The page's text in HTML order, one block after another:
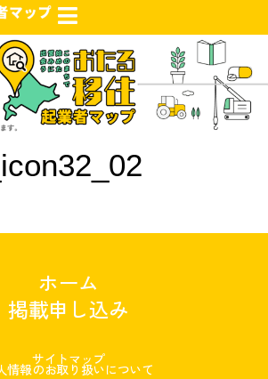
ホーム
掲載申し込み
サイトマップ
情報のお取り扱いについて